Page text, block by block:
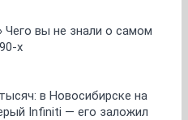
Чего вы не знали о самом
х
в Новосибирске на
Infiniti — его заложил